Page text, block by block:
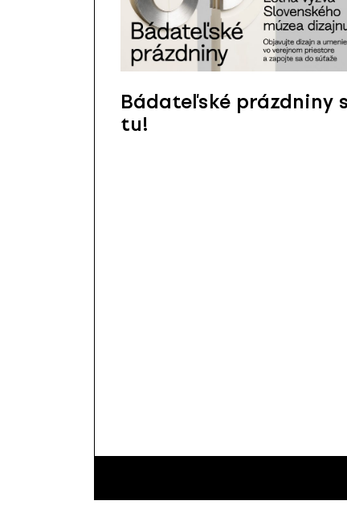
Bádateľské prázdniny
tu!